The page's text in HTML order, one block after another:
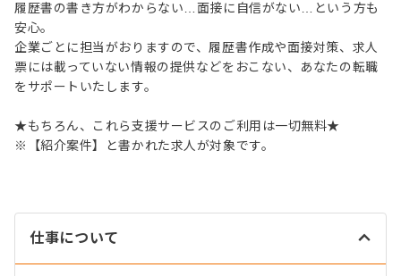
履歴書の書き方がわからない…面接に自信がない…という方も
安心。
企業ごとに担当がおりますので、履歴書作成や面接対策、求人
票には載っていない情報の提供などをおこない、あなたの転職
をサポートいたします。
★もちろん、これら支援サービスのご利用は一切無料★
※【紹介案件】と書かれた求人が対象です。
仕事について